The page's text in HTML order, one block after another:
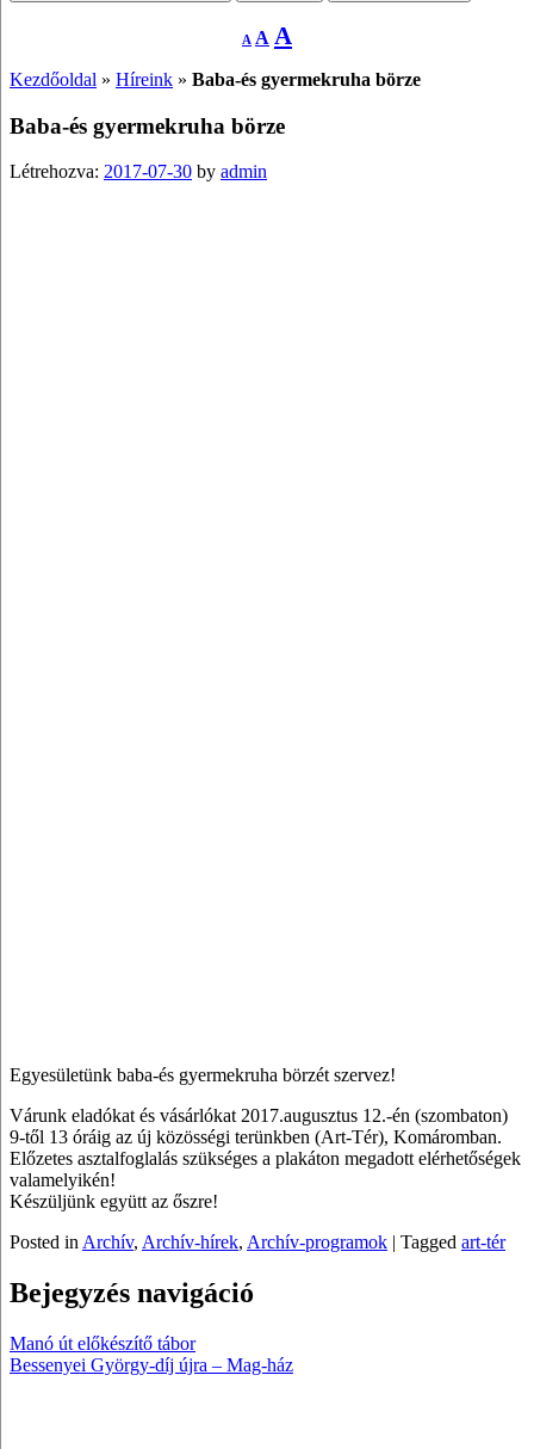
A
Decrease
font
A Reset
font
size.
A
size.
Kezdőoldal » Híreink » Baba-és gyermekruha börze
Baba-és gyermekruha börze
Létrehozva: 2017-07-30 by admin
Egyesületünk baba-és gyermekruha börzét szervez!
Várunk eladókat és vásárlókat 2017.augusztus 12.-én (szombaton)
9-től 13 óráig az új közösségi terünkben (Art-Tér), Komáromban.
Előzetes asztalfoglalás szükséges a plakáton megadott elérhetőségek
valamelyikén!
Készüljünk együtt az őszre!
Posted inArchív, Archív-hírek, Archív-programok | Tagged art-tér
Bejegyzés navigáció
Manó út előkészítő tábor
Bessenyei György-díj újra – Mag-ház